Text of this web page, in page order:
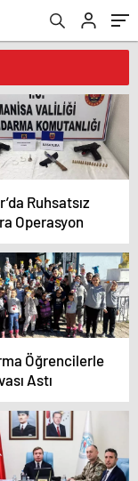
Ruhsatsız
Operasyon
Öğrencilerle
Astı